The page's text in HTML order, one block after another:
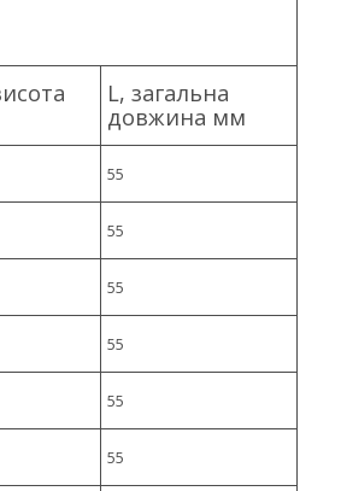
L, загальна
довжина мм
55
55
55
55
55
55